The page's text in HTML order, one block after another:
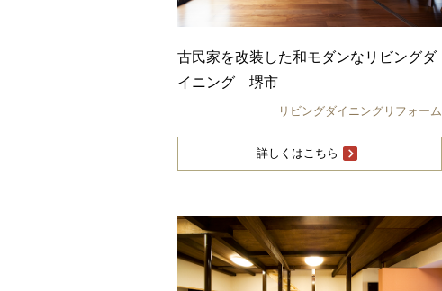
古民家を改装した和モダンなリビングダ
イニング 堺市
リビングダイニングリフォーム
詳しくはこちら